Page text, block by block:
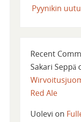
Pyynikin
Recent
Sakari Seppä
Red Ale
Uolevi on